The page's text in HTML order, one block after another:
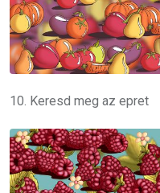
10. Keresd meg az epret